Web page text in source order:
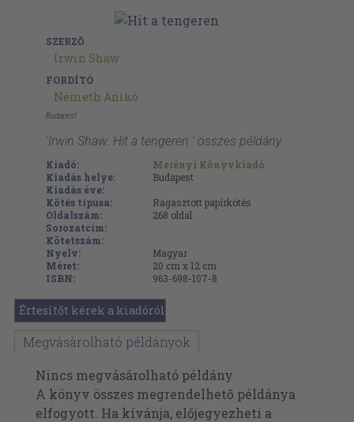
SZERZŐ
Irwin Shaw
FORDÍTÓ
Németh Anikó
Budapest
'Irwin Shaw: Hit a tengeren ' összes példány
Kiadó:
Merényi Könyvkiadó
Kiadás helye:
Budapest
Kiadás éve:
Kötés típusa:
Ragasztott papírkötés
Oldalszám:
268 oldal
Sorozatcím:
Kötetszám:
Nyelv:
Magyar
Méret:
20 cm x 12 cm
ISBN:
963-698-107-8
Értesítőt kérek a kiadóról
Megvásárolható példányok
Nincs megvásárolható példány
A könyv összes megrendelhető példánya
elfogyott. Ha kívánja, előjegyezheti a